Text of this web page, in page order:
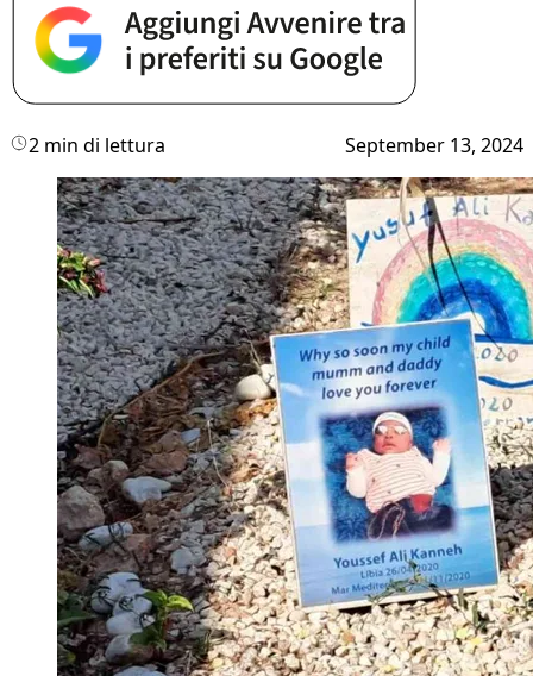
2 min di lettura September 13, 2024